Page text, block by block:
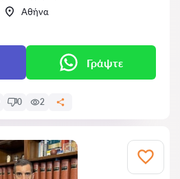
Αθήνα
Γράψτε
0 2